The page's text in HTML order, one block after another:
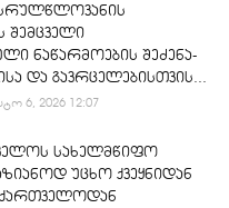
შემცველი
ნაწარმოების შეძენა-
და გავრცელებისთვის...
6, 2026 12:07
სახელმწიფო
უცხო ქვეყნიდან